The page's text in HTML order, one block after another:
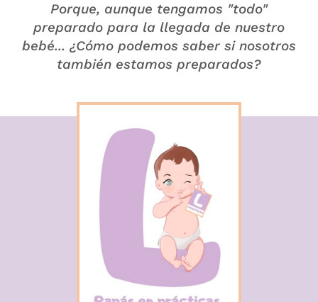
Porque, aunque tengamos "todo"
preparado para la llegada de nuestro
bebé... ¿Cómo podemos saber si nosotros
también estamos preparados?